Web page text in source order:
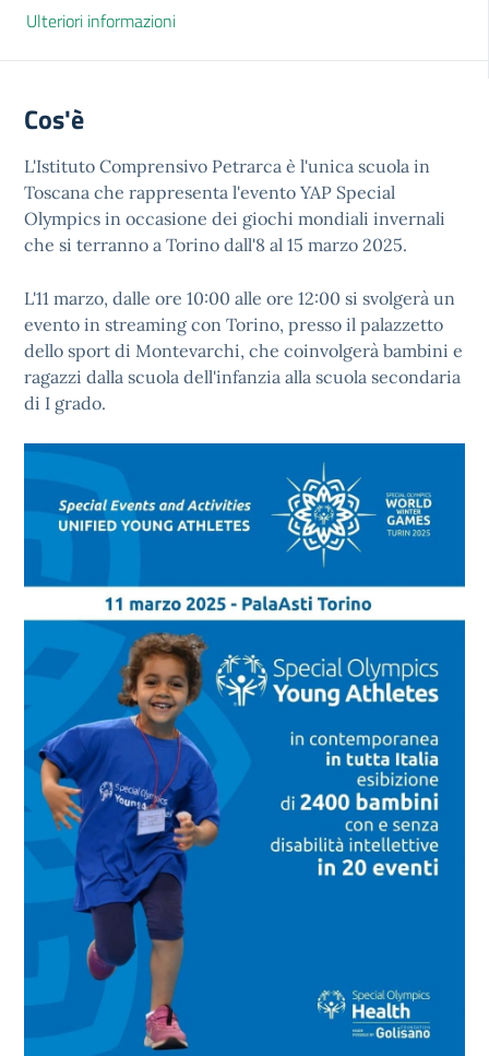
Ulteriori informazioni
Cos'è
L'Istituto Comprensivo Petrarca è l'unica scuola in
Toscana che rappresenta l'evento YAP Special
Olympics in occasione dei giochi mondiali invernali
che si terranno a Torino dall'8 al 15 marzo 2025.
L'11 marzo, dalle ore 10:00 alle ore 12:00 si svolgerà un
evento in streaming con Torino, presso il palazzetto
dello sport di Montevarchi, che coinvolgerà bambini e
ragazzi dalla scuola dell'infanzia alla scuola secondaria
di I grado.